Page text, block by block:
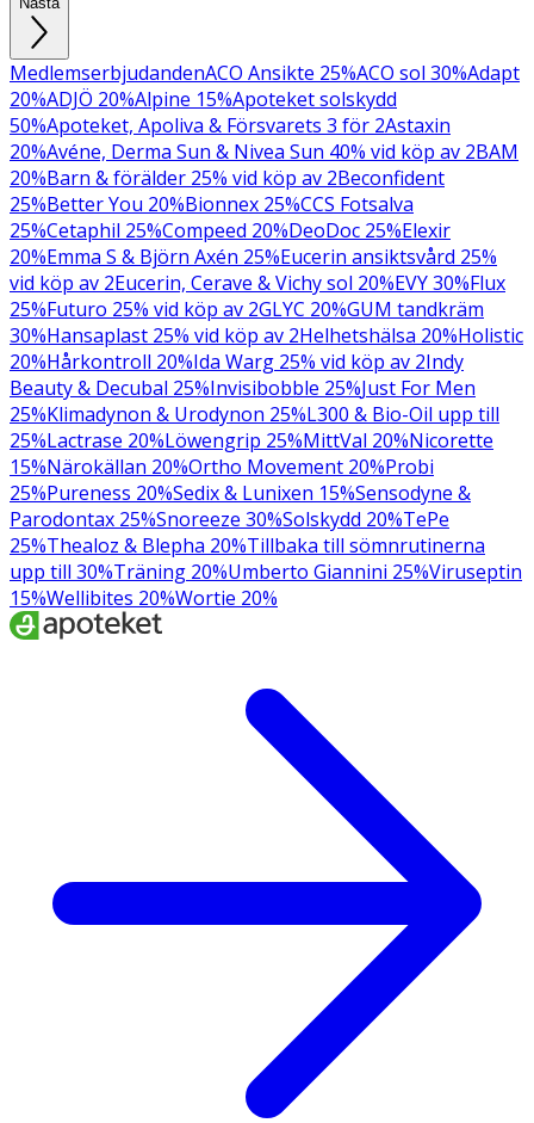
MedlemserbjudandenACO Ansikte 25%ACO sol 30%Adapt
20%ADJÖ 20%Alpine 15%Apoteket solskydd
50%Apoteket, Apoliva & Försvarets 3 för 2Astaxin
20%Avéne, Derma Sun & Nivea Sun 40% vid köp av 2BAM
20%Barn & förälder 25% vid köp av 2Beconfident
25%Better You 20%Bionnex 25%CCS Fotsalva
25%Cetaphil 25%Compeed 20%DeoDoc 25%Elexir
20%Emma S & Björn Axén 25%Eucerin ansiktsvård 25%
vid köp av 2Eucerin, Cerave & Vichy sol 20%EVY 30%Flux
25%Futuro 25% vid köp av 2GLYC 20%GUM tandkräm
30%Hansaplast 25% vid köp av 2Helhetshälsa 20%Holistic
20%Hårkontroll 20%Ida Warg 25% vid köp av 2Indy
Beauty & Decubal 25%Invisibobble 25%Just For Men
25%Klimadynon & Urodynon 25%L300 & Bio-Oil upp till
25%Lactrase 20%Löwengrip 25%MittVal 20%Nicorette
15%Närokällan 20%Ortho Movement 20%Probi
25%Pureness 20%Sedix & Lunixen 15%Sensodyne &
Parodontax 25%Snoreeze 30%Solskydd 20%TePe
25%Thealoz & Blepha 20%Tillbaka till sömnrutinerna
upp till 30%Träning 20%Umberto Giannini 25%Viruseptin
15%Wellibites 20%Wortie 20%